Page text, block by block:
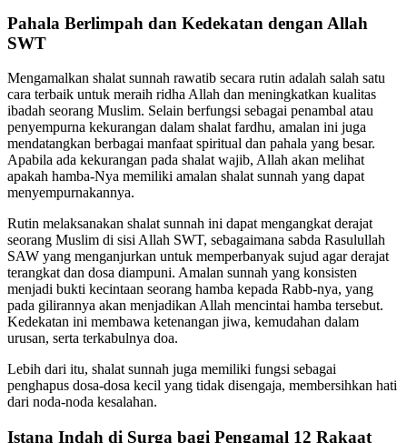
Pahala Berlimpah dan Kedekatan dengan Allah
SWT
Mengamalkan shalat sunnah rawatib secara rutin adalah salah satu
cara terbaik untuk meraih ridha Allah dan meningkatkan kualitas
ibadah seorang Muslim. Selain berfungsi sebagai penambal atau
penyempurna kekurangan dalam shalat fardhu, amalan ini juga
mendatangkan berbagai manfaat spiritual dan pahala yang besar.
Apabila ada kekurangan pada shalat wajib, Allah akan melihat
apakah hamba-Nya memiliki amalan shalat sunnah yang dapat
menyempurnakannya.
Rutin melaksanakan shalat sunnah ini dapat mengangkat derajat
seorang Muslim di sisi Allah SWT, sebagaimana sabda Rasulullah
SAW yang menganjurkan untuk memperbanyak sujud agar derajat
terangkat dan dosa diampuni. Amalan sunnah yang konsisten
menjadi bukti kecintaan seorang hamba kepada Rabb-nya, yang
pada gilirannya akan menjadikan Allah mencintai hamba tersebut.
Kedekatan ini membawa ketenangan jiwa, kemudahan dalam
urusan, serta terkabulnya doa.
Lebih dari itu, shalat sunnah juga memiliki fungsi sebagai
penghapus dosa-dosa kecil yang tidak disengaja, membersihkan hati
dari noda-noda kesalahan.
Istana Indah di Surga bagi Pengamal 12 Rakaat